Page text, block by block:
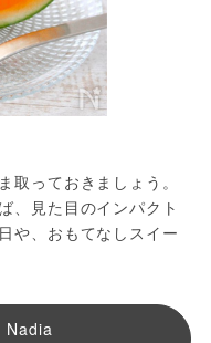
取っておきましょう。
、見た目のインパクト
や、おもてなしスイー
Nadia